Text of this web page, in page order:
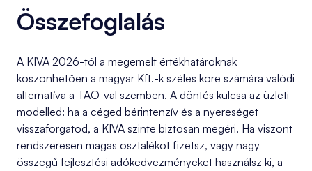
Összefoglalás
A KIVA 2026-tól a megemelt értékhatároknak
köszönhetően a magyar Kft.-k széles köre számára valódi
alternatíva a TAO-val szemben. A döntés kulcsa az üzleti
modelled: ha a céged bérintenzív és a nyereséget
visszaforgatod, a KIVA szinte biztosan megéri. Ha viszont
rendszeresen magas osztalékot fizetsz, vagy nagy
összegű fejlesztési adókedvezményeket használsz ki, a